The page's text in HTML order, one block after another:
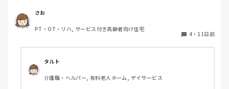
が、今は、状況的に誰もいないとやらざるおえない状況で
す。
さお
PT・OT・リハ, サービス付き高齢者向け住宅
4・ 11日前
タルト
介護職・ヘルパー, 有料老人ホーム, デイサービス